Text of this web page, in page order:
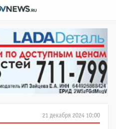
21 декабря 2024 10:00